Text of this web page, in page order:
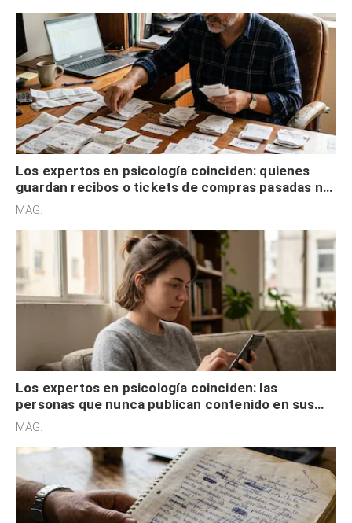
Los expertos en psicología coinciden: quienes
guardan recibos o tickets de compras pasadas no
son acumuladores, sino que tienen necesidad de
MAG.
Los expertos en psicología coinciden: las
personas que nunca publican contenido en sus
redes sociales no pretenden buscar validación
MAG.